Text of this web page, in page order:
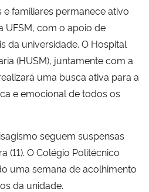
familiares permanece ativo
UFSM, com o apoio de
da universidade. O Hospital
(HUSM), juntamente com a
uma busca ativa para a
e emocional de todos os
seguem suspensas
(11). O Colégio Politécnico
uma semana de acolhimento
da unidade.